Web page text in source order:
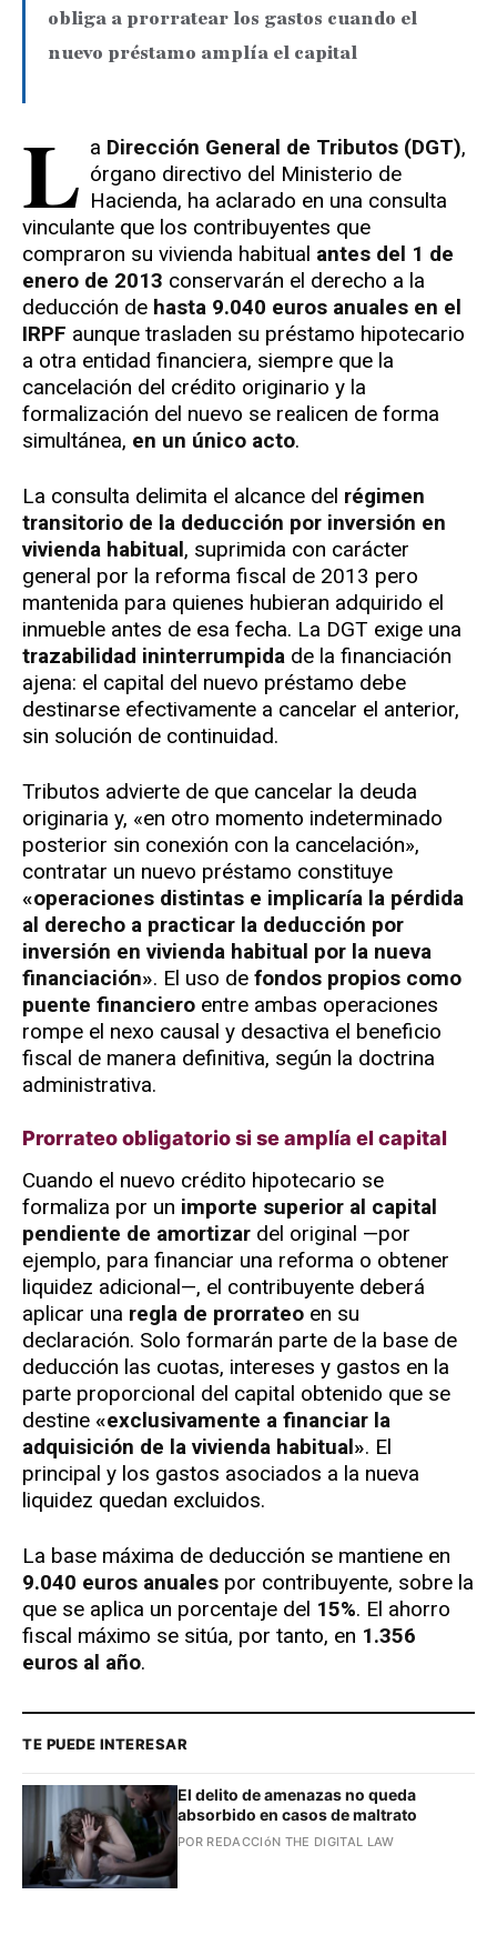
obliga a prorratear los gastos cuando el
nuevo préstamo amplía el capital
L a Dirección General de Tributos (DGT),
órgano directivo del Ministerio de
Hacienda, ha aclarado en una consulta
vinculante que los contribuyentes que
compraron su vivienda habitual antes del 1 de
enero de 2013 conservarán el derecho a la
deducción de hasta 9.040 euros anuales en el
IRPF aunque trasladen su préstamo hipotecario
a otra entidad financiera, siempre que la
cancelación del crédito originario y la
formalización del nuevo se realicen de forma
simultánea, en un único acto.
La consulta delimita el alcance del régimen
transitorio de la deducción por inversión en
vivienda habitual, suprimida con carácter
general por la reforma fiscal de 2013 pero
mantenida para quienes hubieran adquirido el
inmueble antes de esa fecha. La DGT exige una
trazabilidad ininterrumpida de la financiación
ajena: el capital del nuevo préstamo debe
destinarse efectivamente a cancelar el anterior,
sin solución de continuidad.
Tributos advierte de que cancelar la deuda
originaria y, «en otro momento indeterminado
posterior sin conexión con la cancelación»,
contratar un nuevo préstamo constituye
«operaciones distintas e implicaría la pérdida
al derecho a practicar la deducción por
inversión en vivienda habitual por la nueva
financiación». El uso de fondos propios como
puente financiero entre ambas operaciones
rompe el nexo causal y desactiva el beneficio
fiscal de manera definitiva, según la doctrina
administrativa.
Prorrateo obligatorio si se amplía el capital
Cuando el nuevo crédito hipotecario se
formaliza por un importe superior al capital
pendiente de amortizar del original —por
ejemplo, para financiar una reforma o obtener
liquidez adicional—, el contribuyente deberá
aplicar una regla de prorrateo en su
declaración. Solo formarán parte de la base de
deducción las cuotas, intereses y gastos en la
parte proporcional del capital obtenido que se
destine «exclusivamente a financiar la
adquisición de la vivienda habitual». El
principal y los gastos asociados a la nueva
liquidez quedan excluidos.
La base máxima de deducción se mantiene en
9.040 euros anuales por contribuyente, sobre la
que se aplica un porcentaje del 15%. El ahorro
fiscal máximo se sitúa, por tanto, en 1.356
euros al año.
TE PUEDE INTERESAR
El delito de amenazas no queda
absorbido en casos de maltrato
POR REDACCIóN THE DIGITAL LAW